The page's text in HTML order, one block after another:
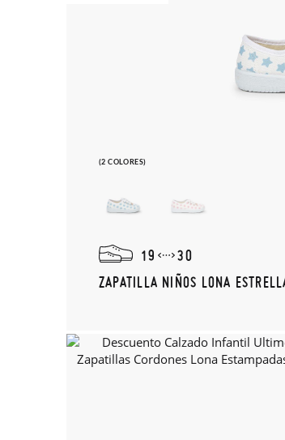
(2 COLORES)
19
30
ZAPATILLA NIÑOS LONA